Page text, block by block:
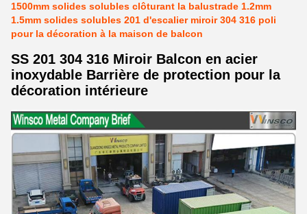
1500mm solides solubles clôturant la balustrade 1.2mm
1.5mm solides solubles 201 d'escalier miroir 304 316 poli
pour la décoration à la maison de balcon
SS 201 304 316 Miroir Balcon en acier
inoxydable Barrière de protection pour la
décoration intérieure